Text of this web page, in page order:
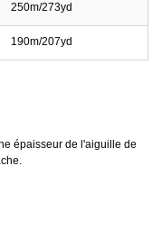
250m/273yd
190m/207yd
épaisseur de l'aiguille de